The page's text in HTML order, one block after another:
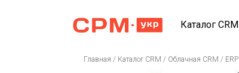
Каталог CRM
Главная / Каталог CRM / Облачная CRM / ERP